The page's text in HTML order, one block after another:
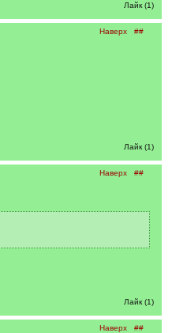
Лайк (1)
Наверх ##
Лайк (1)
Наверх ##
Лайк (1)
Наверх ##